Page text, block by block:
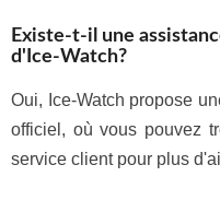
Existe-t-il une
d'Ice-Watch?
Oui, Ice-Watch propose
officiel, où vous pouvez
service client pour plus